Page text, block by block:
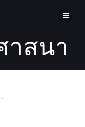
สนา